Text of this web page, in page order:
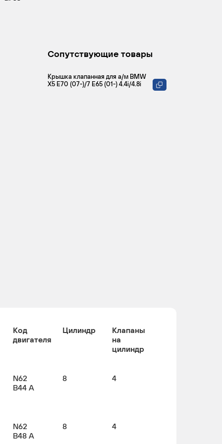
Сопутствующие товары
Крышка клапанная для а/м BMW
X5 E70 (07-)/7 E65 (01-) 4.4i/4.8i
Код
двигателя
Цилиндр
Клапаны
на
цилиндр
N62
B44 A
8 4
N62
B48 A
8 4